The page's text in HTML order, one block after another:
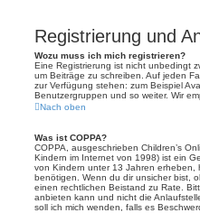
Registrierung und
Wozu muss ich mich registrieren?
Eine Registrierung ist nicht unbedingt
um Beiträge zu schreiben. Auf jeden
zur Verfügung stehen: zum Beispiel
Benutzergruppen und so weiter. Wir
Nach oben
Was ist COPPA?
COPPA, ausgeschrieben Children’s
Kindern im Internet von 1998) ist ein
von Kindern unter 13 Jahren erheben,
benötigen. Wenn du dir unsicher bist,
einen rechtlichen Beistand zu Rate.
anbieten kann und nicht die
soll ich mich wenden, falls es